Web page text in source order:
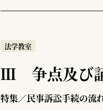
法学教室
Ⅲ 争点及び
特集／民事訴訟手続の流